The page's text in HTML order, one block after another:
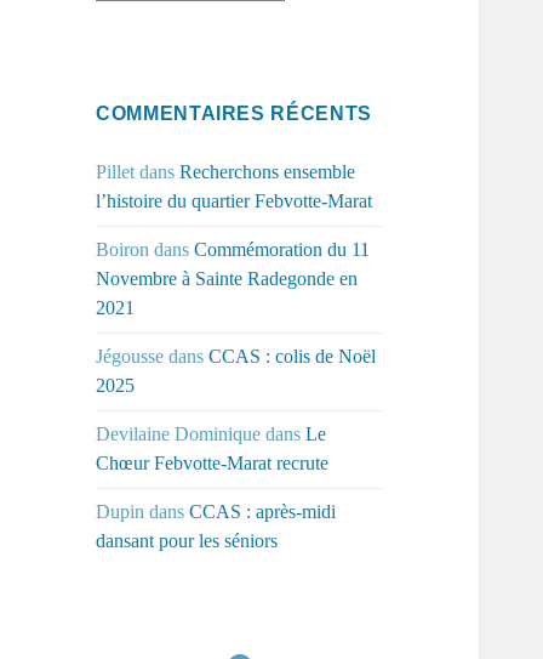
COMMENTAIRES RÉCENTS
Pillet dansRecherchons ensemble
l’histoire du quartier Febvotte-Marat
Boiron dansCommémoration du 11
Novembre à Sainte Radegonde en
2021
Jégousse dansCCAS : colis de Noël
2025
Devilaine Dominique dansLe
Chœur Febvotte-Marat recrute
Dupin dansCCAS : après-midi
dansant pour les séniors